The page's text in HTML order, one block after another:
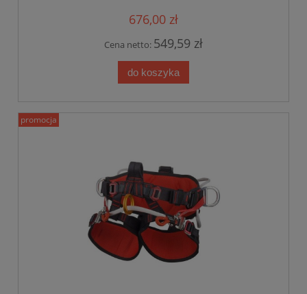
676,00 zł
Cena netto: 549,59 zł
do koszyka
promocja